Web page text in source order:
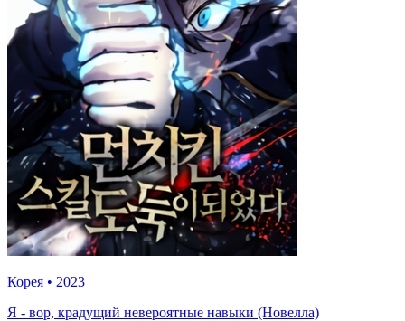
Корея • 2023
Я - вор, крадущий невероятные навыки (Новелла)